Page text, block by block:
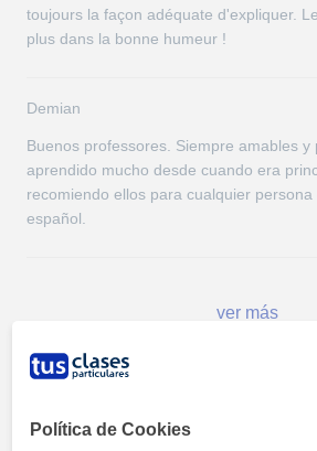
toujours la façon adéquate d'expliquer.
plus dans la bonne humeur !
Demian
Buenos professores. Siempre amables y
aprendido mucho desde cuando era
recomiendo ellos para cualquier
español.
ver más
Mapa
Política de Cookies